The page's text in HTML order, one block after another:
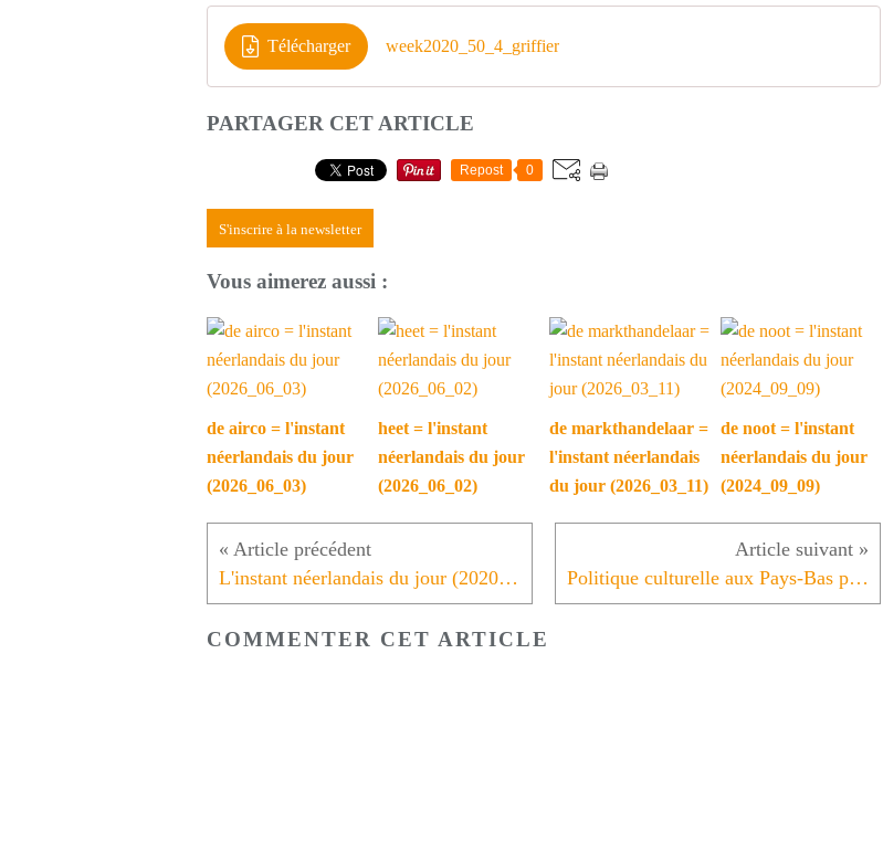
Télécharger week2020_50_4_griffier
PARTAGER CET ARTICLE
Repost 0
S'inscrire à la newsletter
Vous aimerez aussi :
de airco = l'instant
néerlandais du jour
(2026_06_03)
heet = l'instant
néerlandais du jour
(2026_06_02)
de markthandelaar =
l'instant néerlandais
du jour (2026_03_11)
de noot = l'instant
néerlandais du jour
(2024_09_09)
L'instant néerlandais du jour (2020_12_09): de advocaat Politique culturelle aux Pays-Bas pendant la crise du Covid
COMMENTER CET ARTICLE